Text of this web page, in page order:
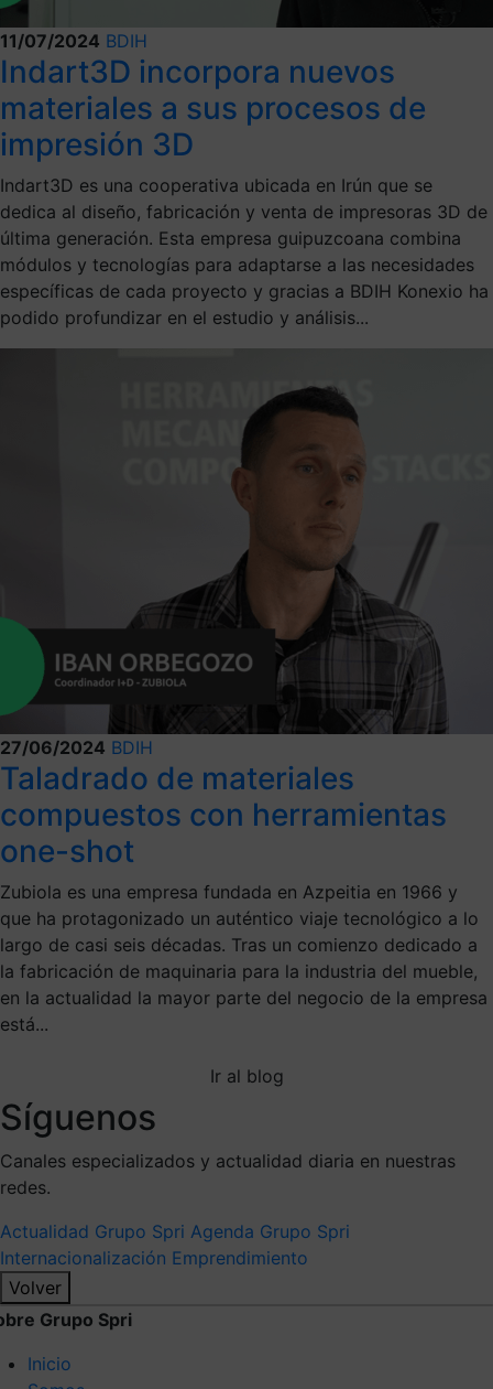
11/07/2024 BDIH
Indart3D incorpora nuevos
materiales a sus procesos de
impresión 3D
Indart3D es una cooperativa ubicada en Irún que se
dedica al diseño, fabricación y venta de impresoras 3D de
última generación. Esta empresa guipuzcoana combina
módulos y tecnologías para adaptarse a las necesidades
específicas de cada proyecto y gracias a BDIH Konexio ha
podido profundizar en el estudio y análisis...
27/06/2024 BDIH
Taladrado de materiales
compuestos con herramientas
one-shot
Zubiola es una empresa fundada en Azpeitia en 1966 y
que ha protagonizado un auténtico viaje tecnológico a lo
largo de casi seis décadas. Tras un comienzo dedicado a
la fabricación de maquinaria para la industria del mueble,
en la actualidad la mayor parte del negocio de la empresa
está...
Ir al blog
Síguenos
Canales especializados y actualidad diaria en nuestras
redes.
Actualidad Grupo Spri Agenda Grupo Spri
Internacionalización Emprendimiento
Volver
Grupo Spri
Inicio